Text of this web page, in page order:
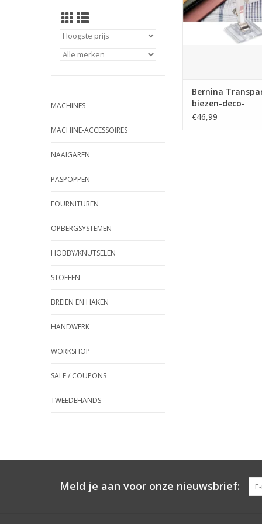
MACHINES
MACHINE-ACCESSOIRES
NAAIGAREN
PASPOPPEN
FOURNITUREN
OPBERGSYSTEMEN
HOBBY/KNUTSELEN
STOFFEN
BREIEN EN HAKEN
HANDWERK
WORKSHOP
SALE / COUPONS
TWEEDEHANDS
Bernina
biezen-deco-
borduurvoet #46C
€46,99
Meld je aan voor onze nieuwsbrief: